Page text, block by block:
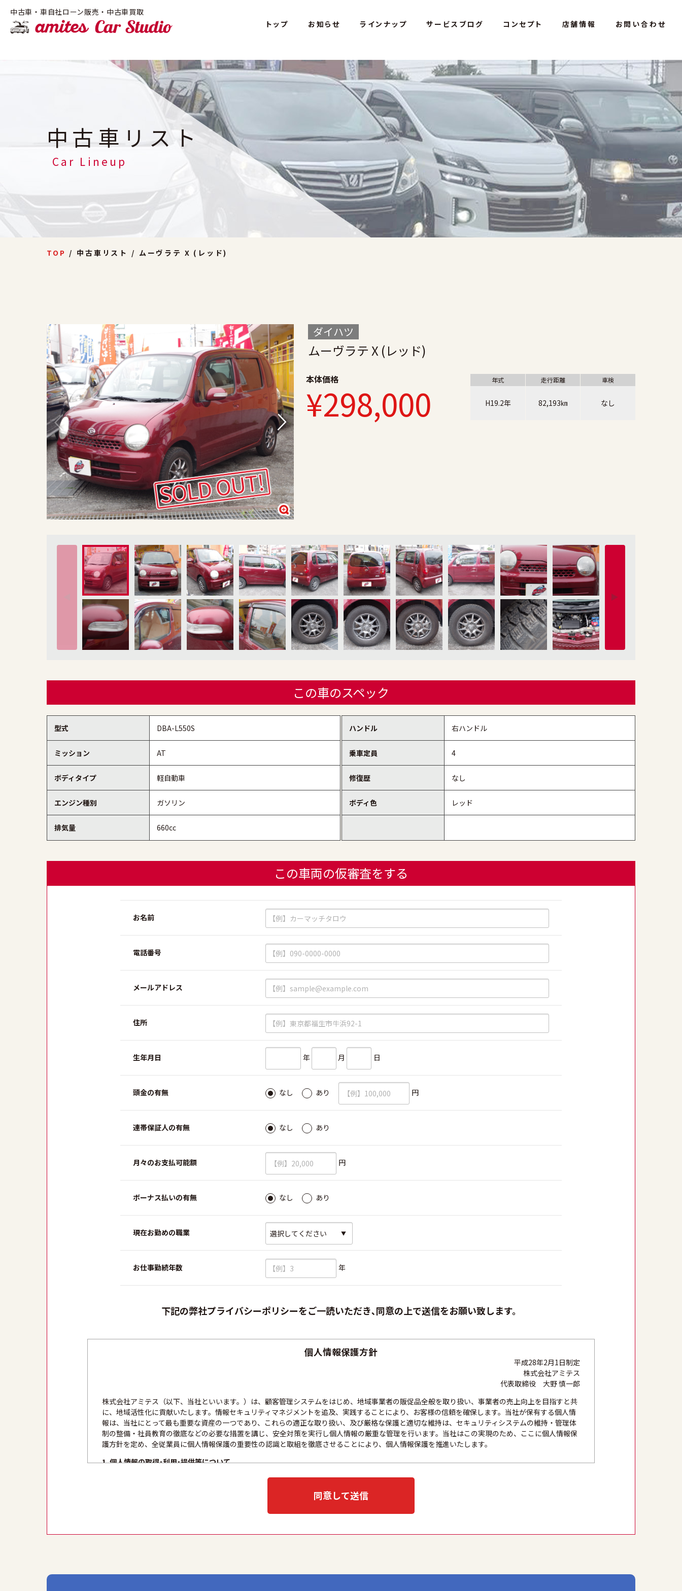
中古車・車自社ローン販売・中古車買取
amites Car Studio - アミテス カースタジオ
トップ お知らせ ラインナップ サービスブログ コンセプト 店舗情報 お問い合わせ
中古車リスト
Car Lineup
TOP 中古車リスト ムーヴラテ X (レッド)
ダイハツ
ムーヴラテ X (レッド)
本体価格
¥298,000
年式
H19.2年
走行距離
82,193㎞
車検
なし
この車のスペック
型式 DBA-L550S ハンドル 右ハンドル
ミッション AT 乗車定員 4
ボディタイプ 軽自動車 修復歴 なし
エンジン種別 ガソリン ボディ色 レッド
排気量 660cc
この車両の仮審査をする
お名前
電話番号
メールアドレス
住所
生年月日 年 月 日
頭金の有無 なし あり 円
連帯保証人の有無 なし あり
月々のお支払可能額 円
ボーナス払いの有無 なし あり
現在お勤めの職業
お仕事勤続年数 年
下記の弊社プライバシーポリシーをご一読いただき､同意の上で送信をお願い致します。
個人情報保護方針
平成28年2月1日制定
株式会社アミテス
代表取締役 大野 慎一郎
株式会社アミテス（以下、当社といいます。）は、顧客管理システムをはじめ、地域事業者の販促品全般を取り扱い、事業者の売上向上を目指すと共
に、地域活性化に貢献いたします。情報セキュリティマネジメントを追及、実践することにより、お客様の信頼を確保します。当社が保有する個人情
報は、当社にとって最も重要な資産の一つであり、これらの適正な取り扱い、及び厳格な保護と適切な維持は、セキュリティシステムの維持・管理体
制の整備・社員教育の徹底などの必要な措置を講じ、安全対策を実行し個人情報の厳重な管理を行います。当社はこの実現のため、ここに個人情報保
護方針を定め、全従業員に個人情報保護の重要性の認識と取組を徹底させることにより、個人情報保護を推進いたします。
1. 個人情報の取得･利用･提供等について
②個人情報を利用する際は、本人に明示、通知、または公表した利用目的の範囲内に限定し、それに反する目的外利用を行なわないための措置を講じ
③個人情報を第三者に提供またはその取扱いを委託する際は、本人が同意を与えた利用目的の範囲内で、適法にこれを行います。
2. 安全対策の実施について
3. 苦情および相談等に対する適正な対応について
同意して送信